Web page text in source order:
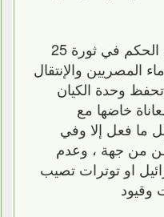
- الجيش المصري الذي تسلم الحكم في ثورة 25
المصريين والإنتقال
وحدة الكيان
خاضها مع
ما فعل إلا وفي
من جهة ، وعدم
او توترات تصيب
وقيود